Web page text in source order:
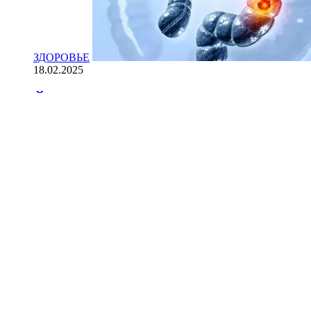
ЗДОРОВЬЕ
18.02.2025
Йогурт против рака: научные